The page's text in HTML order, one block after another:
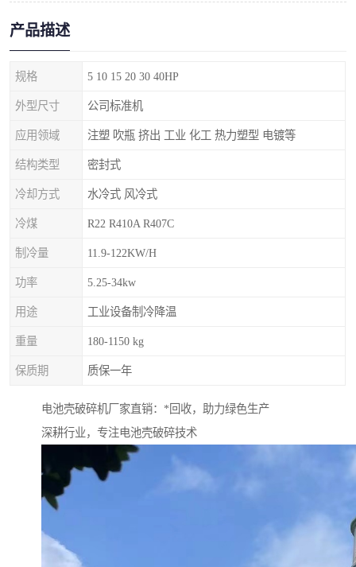
产品描述
规格 5 10 15 20 30 40HP
外型尺寸 公司标准机
应用领域 注塑 吹瓶 挤出 工业 化工 热力塑型 电镀等
结构类型 密封式
冷却方式 水冷式 风冷式
冷煤 R22 R410A R407C
制冷量 11.9-122KW/H
功率 5.25-34kw
用途 工业设备制冷降温
重量 180-1150 kg
保质期 质保一年
电池壳破碎机厂家直销：*回收，助力绿色生产
深耕行业，专注电池壳破碎技术